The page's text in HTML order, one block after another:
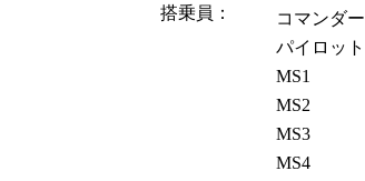
搭乗員：
コマンダー
パイロット
MS1
MS2
MS3
MS4